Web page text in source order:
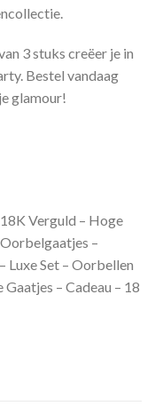
3 stuks creëer je in
Bestel vandaag
glamour!
Verguld – Hoge
–
Luxe Set – Oorbellen
– Cadeau – 18